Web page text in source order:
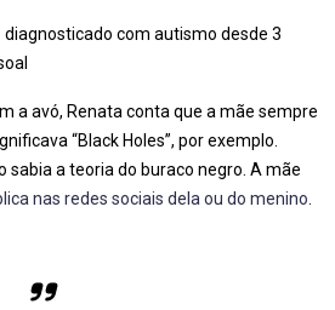
com autismo desde 3
a avó, Renata conta que a mãe sempre
“Black Holes”, por exemplo.
sabia a teoria do buraco negro. A mãe
nas redes sociais dela ou do menino.